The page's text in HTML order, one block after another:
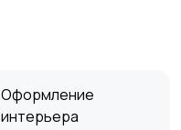
Оформление
интерьера